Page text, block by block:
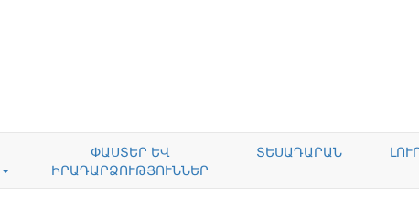
ՓԱՍՏԵՐ ԵՎ
ԻՐԱԴԱՐՁՈՒԹՅՈՒՆՆԵՐ
ՏԵՍԱԴԱՐԱՆ